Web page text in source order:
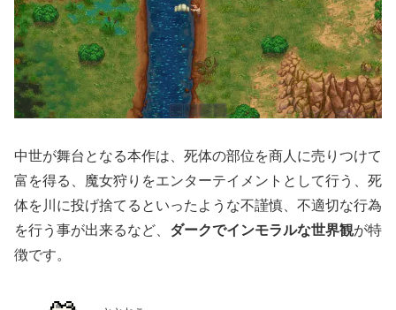
中世が舞台となる本作は、死体の部位を商人に売りつけて
富を得る、魔女狩りをエンターテイメントとして行う、死
体を川に投げ捨てるといったような不謹慎、不適切な行為
を行う事が出来るなど、 ダークでインモラルな世界観が特
徴です。